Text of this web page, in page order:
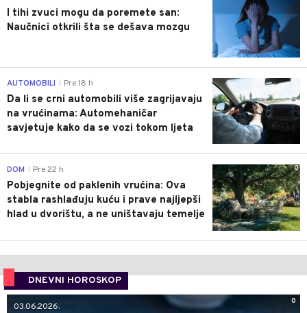
I tihi zvuci mogu da poremete san:
Naučnici otkrili šta se dešava mozgu
0
AUTOMOBILI Pre 18 h
Da li se crni automobili više zagrijavaju
na vrućinama: Automehaničar
savjetuje kako da se vozi tokom ljeta
0
DOM Pre 22 h
Pobjegnite od paklenih vrućina: Ova
stabla rashlađuju kuću i prave najljepši
hlad u dvorištu, a ne uništavaju temelje
DNEVNI HOROSKOP
0
03.06.2026.